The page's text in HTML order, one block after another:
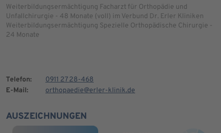
Weiterbildungsermächtigung Facharzt für Orthopädie und
Unfallchirurgie - 48 Monate (voll) im Verbund Dr. Erler Kliniken
Weiterbildungsermächtigung Spezielle Orthopädische Chirurgie -
24 Monate
Telefon:
0911 27 28-468
E-Mail:
orthopaedie@erler-klinik.de
AUSZEICHNUNGEN